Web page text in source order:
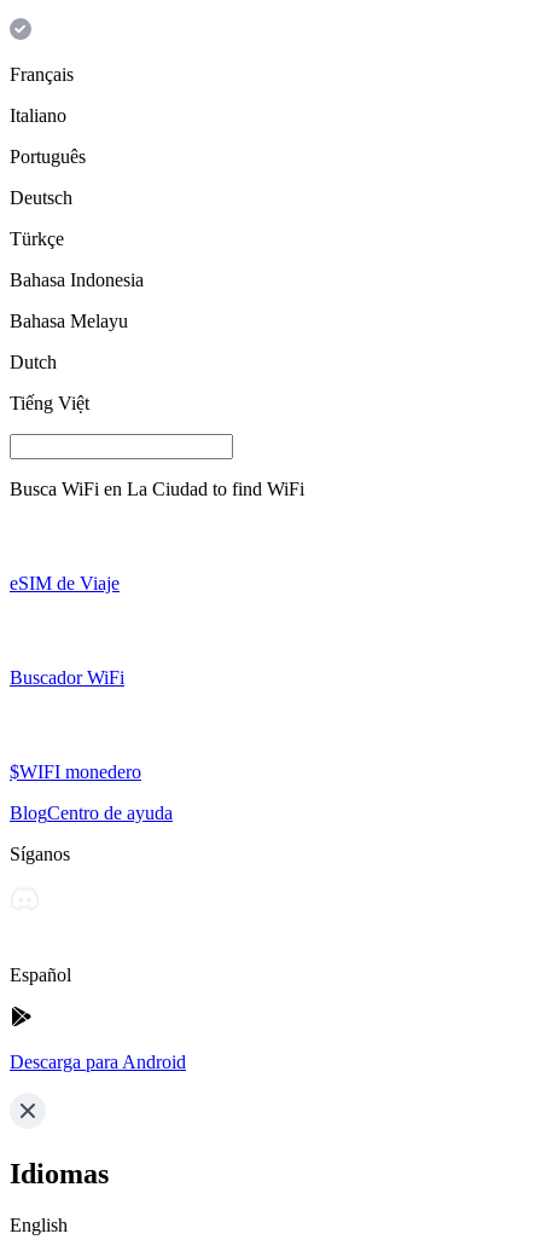
Français
Italiano
Português
Deutsch
Türkçe
Bahasa Indonesia
Bahasa Melayu
Dutch
Tiếng Việt
Busca WiFi en La Ciudad to find WiFi
eSIM de Viaje
Buscador WiFi
$WIFI monedero
BlogCentro de ayuda
Síganos
Español
Descarga para Android
Idiomas
English